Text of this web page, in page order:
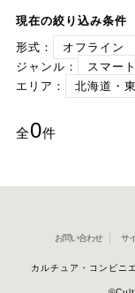
現在の絞り込み条件
形式：
オフライン
ジャンル：
スマー
エリア：
北海道・
全0件
お問い合わせ サ
カルチュア・コンビ